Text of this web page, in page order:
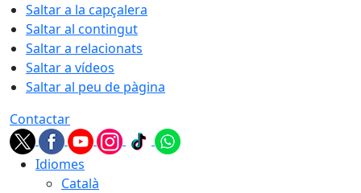
Saltar a la capçalera
Saltar al contingut
Saltar a relacionats
Saltar a vídeos
Saltar al peu de pàgina
Contactar
Idiomes
Català